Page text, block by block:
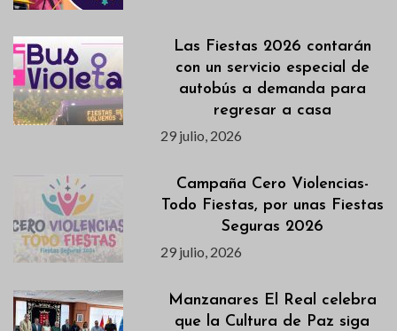
Las Fiestas 2026 contarán
con un servicio especial de
autobús a demanda para
regresar a casa
29 julio, 2026
Campaña Cero Violencias-
Todo Fiestas, por unas Fiestas
Seguras 2026
29 julio, 2026
Manzanares El Real celebra
que la Cultura de Paz siga